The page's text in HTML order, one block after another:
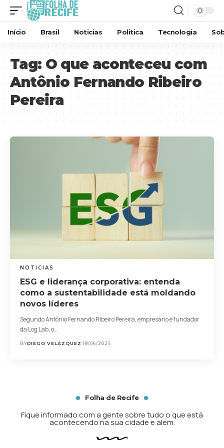
Início Brasil Noticias Politica Tecnologia
Tag: O que aconteceu com
Antônio Fernando Ribeiro
Pereira
NOTICIAS
ESG e liderança corporativa: entenda
como a sustentabilidade está moldando
novos líderes
Segundo Antônio Fernando Ribeiro Pereira, empresário e fundador
da Log Lab, o…
BYDIEGO VELÁZQUEZ 18/06/2025
Folha de Recife
Fique informado com a gente sobre tudo o que está
acontecendo na sua cidade e além.